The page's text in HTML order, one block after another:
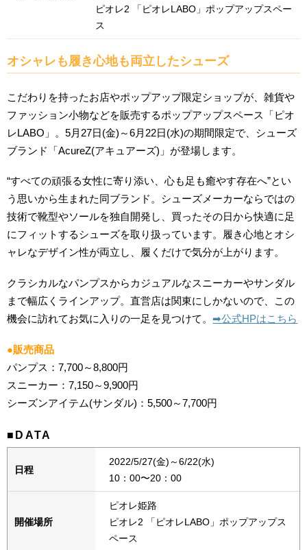
ピオレ2 「ピオレLABO」ポップアップスペー
ス
オシャレも履き心地も両立したシューズ
こだわりを持ったお店やポップアップ限定ショップが、雑貨や
ファッション小物などを販売するポップアップスペース「ピオ
レLABO」。5月27日(金)～6月22日(水)の期間限定で、シューズ
ブランド「AcureZ(アキュアーズ)」が登場します。
“すべての頑張る女性に寄り添い、心も足も癒やす存在へ”とい
う思いから生まれた同ブランド。シューズメーカーならではの
技術で靴型やソールを独自開発し、買ったその日から快適に足
にフィットするシューズを取り扱っています。履き心地とオシ
ャレなデザイン性が両立し、履くだけで気分が上がります。
クラシカルなパンプスからカジュアルなスニーカーやサンダル
まで幅広くラインアップ。直営店は関東にしかないので、この
機会に訪れてお気に入りの一足を見つけて。➡︎公式HPはこちら
●販売商品
パンプス：7,700～8,800円
スニーカー：7,150～9,900円
シーズンアイテム(サンダル)：5,500～7,700円
■DATA
日程
2022/5/27(金)～6/22(水)
10：00〜20：00
開催場所
ピオレ姫路
ピオレ2 「ピオレLABO」ポップアップス
ペース